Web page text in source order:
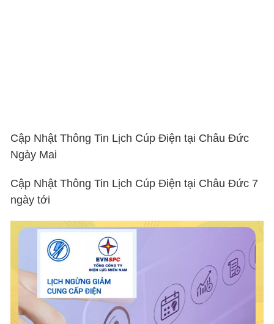
Cập Nhật Thông Tin Lịch Cúp Điện tại Châu Đức
Ngày Mai
Cập Nhật Thông Tin Lịch Cúp Điện tại Châu Đức 7
ngày tới